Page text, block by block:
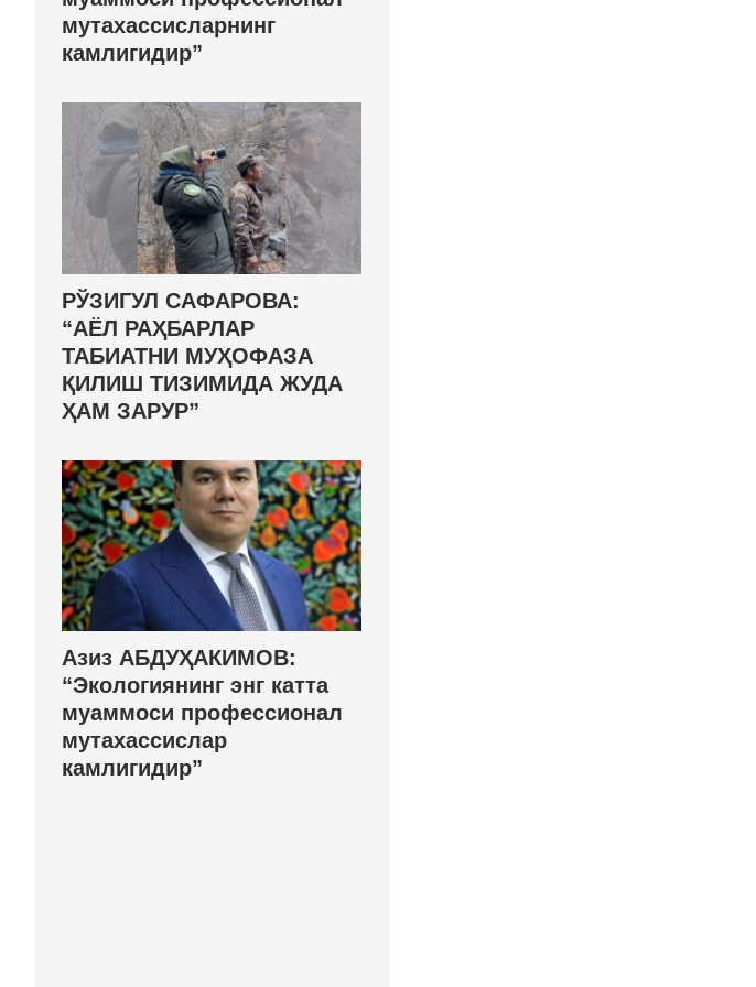
мутахассисларнинг
камлигидир”
РЎЗИГУЛ САФАРОВА:
“АЁЛ РАҲБАРЛАР
ТАБИАТНИ МУҲОФАЗА
ҚИЛИШ ТИЗИМИДА ЖУДА
ҲАМ ЗАРУР”
Азиз АБДУҲАКИМОВ:
“Экологиянинг энг катта
муаммоси профессионал
мутахассислар
камлигидир”